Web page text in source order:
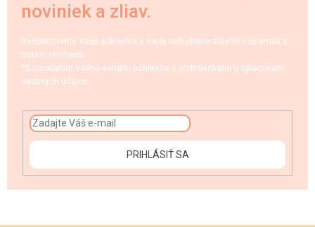
noviniek a zliav.
Rešpektujeme Vaše súkromie a nikdy nebudeme zdieľať Váš email s
tretími stranami.
*S odoslaním Vášho e-mailu súhlasíte s podmienkami o spracovaní
osobných údajov.
PRIHLÁSIŤ SA